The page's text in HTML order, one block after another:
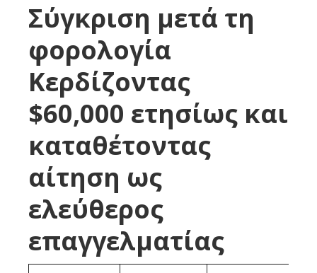
Σύγκριση μετά τη
φορολογία
Κερδίζοντας
$60,000 ετησίως και
καταθέτοντας
αίτηση ως
ελεύθερος
επαγγελματίας